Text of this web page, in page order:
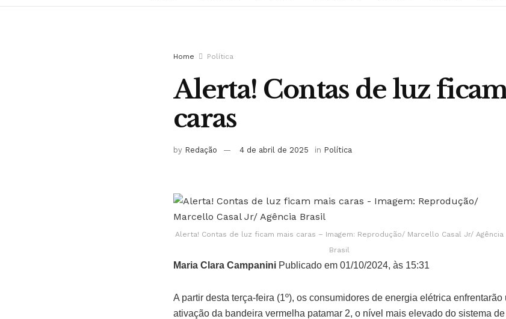
Home Política
Alerta! Contas de luz
caras
by Redação 4 de abril de 2025 in Política
Alerta! Contas de luz ficam mais caras – Imagem: Reprodução/ Marcello Casal Jr/ Agência
Brasil
Maria Clara Campanini Publicado em 01/10/2024, às 15:31
A partir desta terça-feira (1º), os consumidores de energia elétrica
ativação da bandeira vermelha patamar 2, o nível mais elevado do sistema